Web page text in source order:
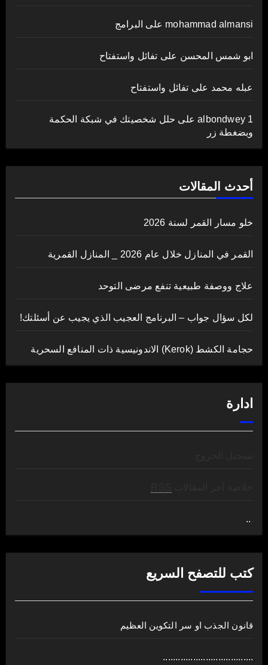
mohammad almansi على البرامج
ابو شمس المحسن على تفائل واستفتاح
عبله محمد على تفائل واستفتاح
albondwey 1على حلل شخصيتك في شبكة الحكمة
وبضغطة زر
أحدث المقالات
خلو مسار القمر لسنة 2026
القمر في المنازل خلال عام 2026 _ المنازل القمرية
علاج ووصفة طبيعية تنفع مرضى التوحد
لكل سؤال جواب – البرنامج العجيب الذي يجيب عن أسئلتك!
حجامة الكشط (Kerok) الاندونيسية ذات المنافع السحرية
ادارة
..
كتب للتصفح السريع
قانون الجذب او سر التكوين العظيم
....................................